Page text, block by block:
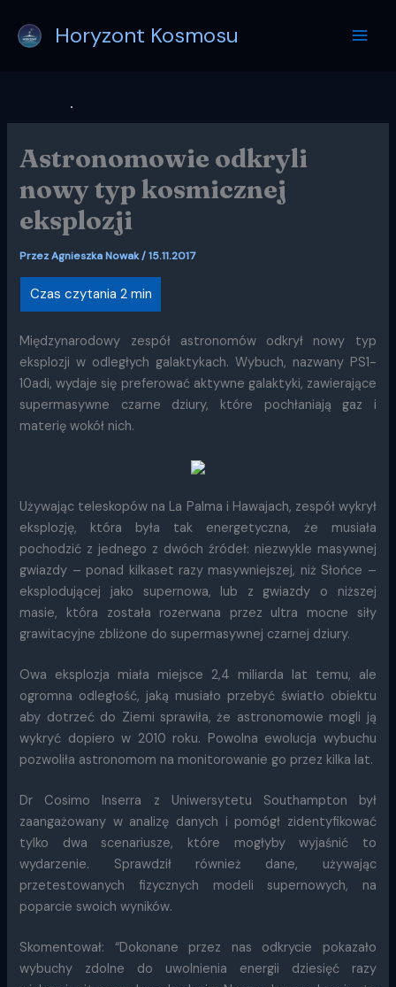
treści
Horyzont Kosmosu
Astronomowie odkryli
nowy typ kosmicznej
eksplozji
PrzezAgnieszka Nowak/15.11.2017
Międzynarodowy zespół astronomów odkrył nowy typ
eksplozji w odległych galaktykach. Wybuch, nazwany PS1-
10adi, wydaje się preferować aktywne galaktyki, zawierające
supermasywne czarne dziury, które pochłaniają gaz i
materię wokół nich.
Używając teleskopów na La Palma i Hawajach, zespół wykrył
eksplozję, która była tak energetyczna, że musiała
pochodzić z jednego z dwóch źródeł: niezwykle masywnej
gwiazdy – ponad kilkaset razy masywniejszej, niż Słońce –
eksplodującej jako supernowa, lub z gwiazdy o niższej
masie, która została rozerwana przez ultra mocne siły
grawitacyjne zbliżone do supermasywnej czarnej dziury.
Owa eksplozja miała miejsce 2,4 miliarda lat temu, ale
ogromna odległość, jaką musiało przebyć światło obiektu
aby dotrzeć do Ziemi sprawiła, że astronomowie mogli ją
wykryć dopiero w 2010 roku. Powolna ewolucja wybuchu
pozwoliła astronomom na monitorowanie go przez kilka lat.
Dr Cosimo Inserra z Uniwersytetu Southampton był
zaangażowany w analizę danych i pomógł zidentyfikować
tylko dwa scenariusze, które mogłyby wyjaśnić to
wydarzenie. Sprawdził również dane, używając
przetestowanych fizycznych modeli supernowych, na
poparcie swoich wyników.
Skomentował: “Dokonane przez nas odkrycie pokazało
wybuchy zdolne do uwolnienia energii dziesięć razy